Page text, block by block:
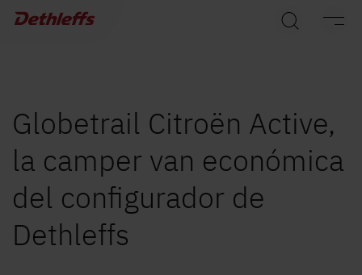
Autocaravanas
Accesorios originales de Dethleffs
Servicio
Globetrail Citroën Active,
la camper van económica
del configurador de
Dethleffs